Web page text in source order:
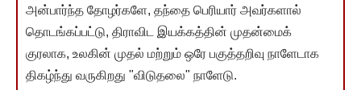
அன்பார்ந்த தோழர்களே, தந்தை பெரியார் அவர்களால்
தொடங்கப்பட்டு, திராவிட இயக்கத்தின் முதன்மைக்
குரலாக, உலகின் முதல் மற்றும் ஒரே பகுத்தறிவு நாளேடாக
திகழ்ந்து வருகிறது "விடுதலை" நாளேடு.